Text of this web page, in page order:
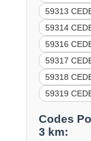
59313
59314
59316
59317
59318
59319
Codes
3 km: